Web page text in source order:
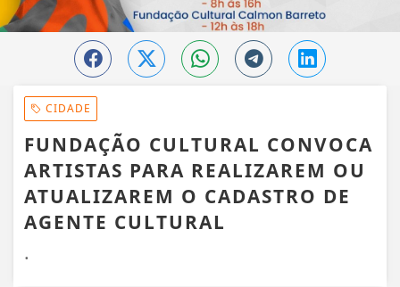
CIDADE
FUNDAÇÃO CULTURAL CONVOCA
ARTISTAS PARA REALIZAREM OU
ATUALIZAREM O CADASTRO DE
AGENTE CULTURAL
.